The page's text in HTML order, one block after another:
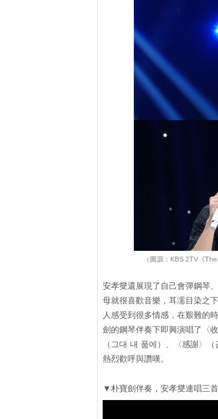
（圖源：KBS 2TV《
安孝燮還展現了自己會彈鋼琴
母就很喜歡音樂，耳濡目染之
人感受到很多情感，在艱難的
劍的鋼琴伴奏下即興演唱了〈
（그대 내 품에）、〈感謝〉
熱烈歡呼與讚嘆。
▼朴寶劍伴奏，安孝燮連唱三